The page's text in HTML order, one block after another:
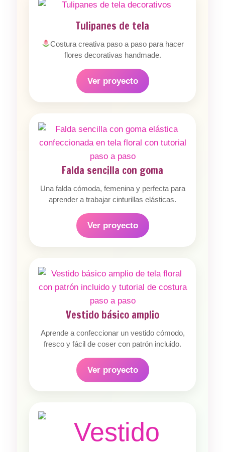
Tulipanes de tela
Costura creativa paso a paso para hacer
flores decorativas handmade.
Ver proyecto
Falda sencilla con goma
Una falda cómoda, femenina y perfecta para
aprender a trabajar cinturillas elásticas.
Ver proyecto
Vestido básico amplio
Aprende a confeccionar un vestido cómodo,
fresco y fácil de coser con patrón incluido.
Ver proyecto